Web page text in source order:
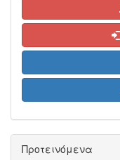
Προτεινόμενα